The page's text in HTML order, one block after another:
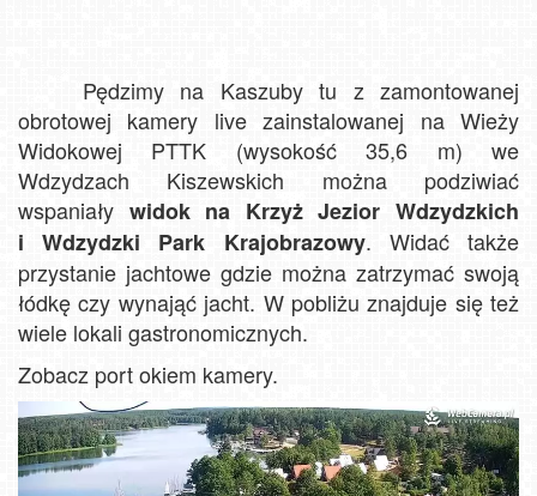
Pędzimy na Kaszuby tu z zamontowanej
obrotowej kamery live zainstalowanej na Wieży
Widokowej PTTK (wysokość 35,6 m) we
Wdzydzach Kiszewskich można podziwiać
wspaniały widok na Krzyż Jezior Wdzydzkich
i Wdzydzki Park Krajobrazowy. Widać także
przystanie jachtowe gdzie można zatrzymać swoją
łódkę czy wynająć jacht. W pobliżu znajduje się też
wiele lokali gastronomicznych.
Zobacz port okiem kamery.